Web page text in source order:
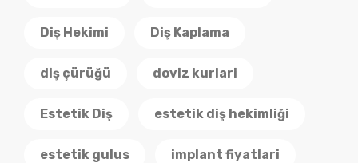
Diş Hekimi Diş Kaplama
diş çürüğü doviz kurlari
Estetik Diş estetik diş hekimliği
estetik gulus implant fiyatlari